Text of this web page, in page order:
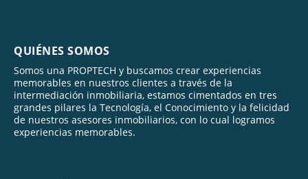
QUIÉNES SOMOS
Somos una PROPTECH y buscamos crear experiencias
memorables en nuestros clientes a través de la
intermediación inmobiliaria, estamos cimentados en tres
grandes pilares la Tecnología, el Conocimiento y la felicidad
de nuestros asesores inmobiliarios, con lo cual logramos
experiencias memorables.